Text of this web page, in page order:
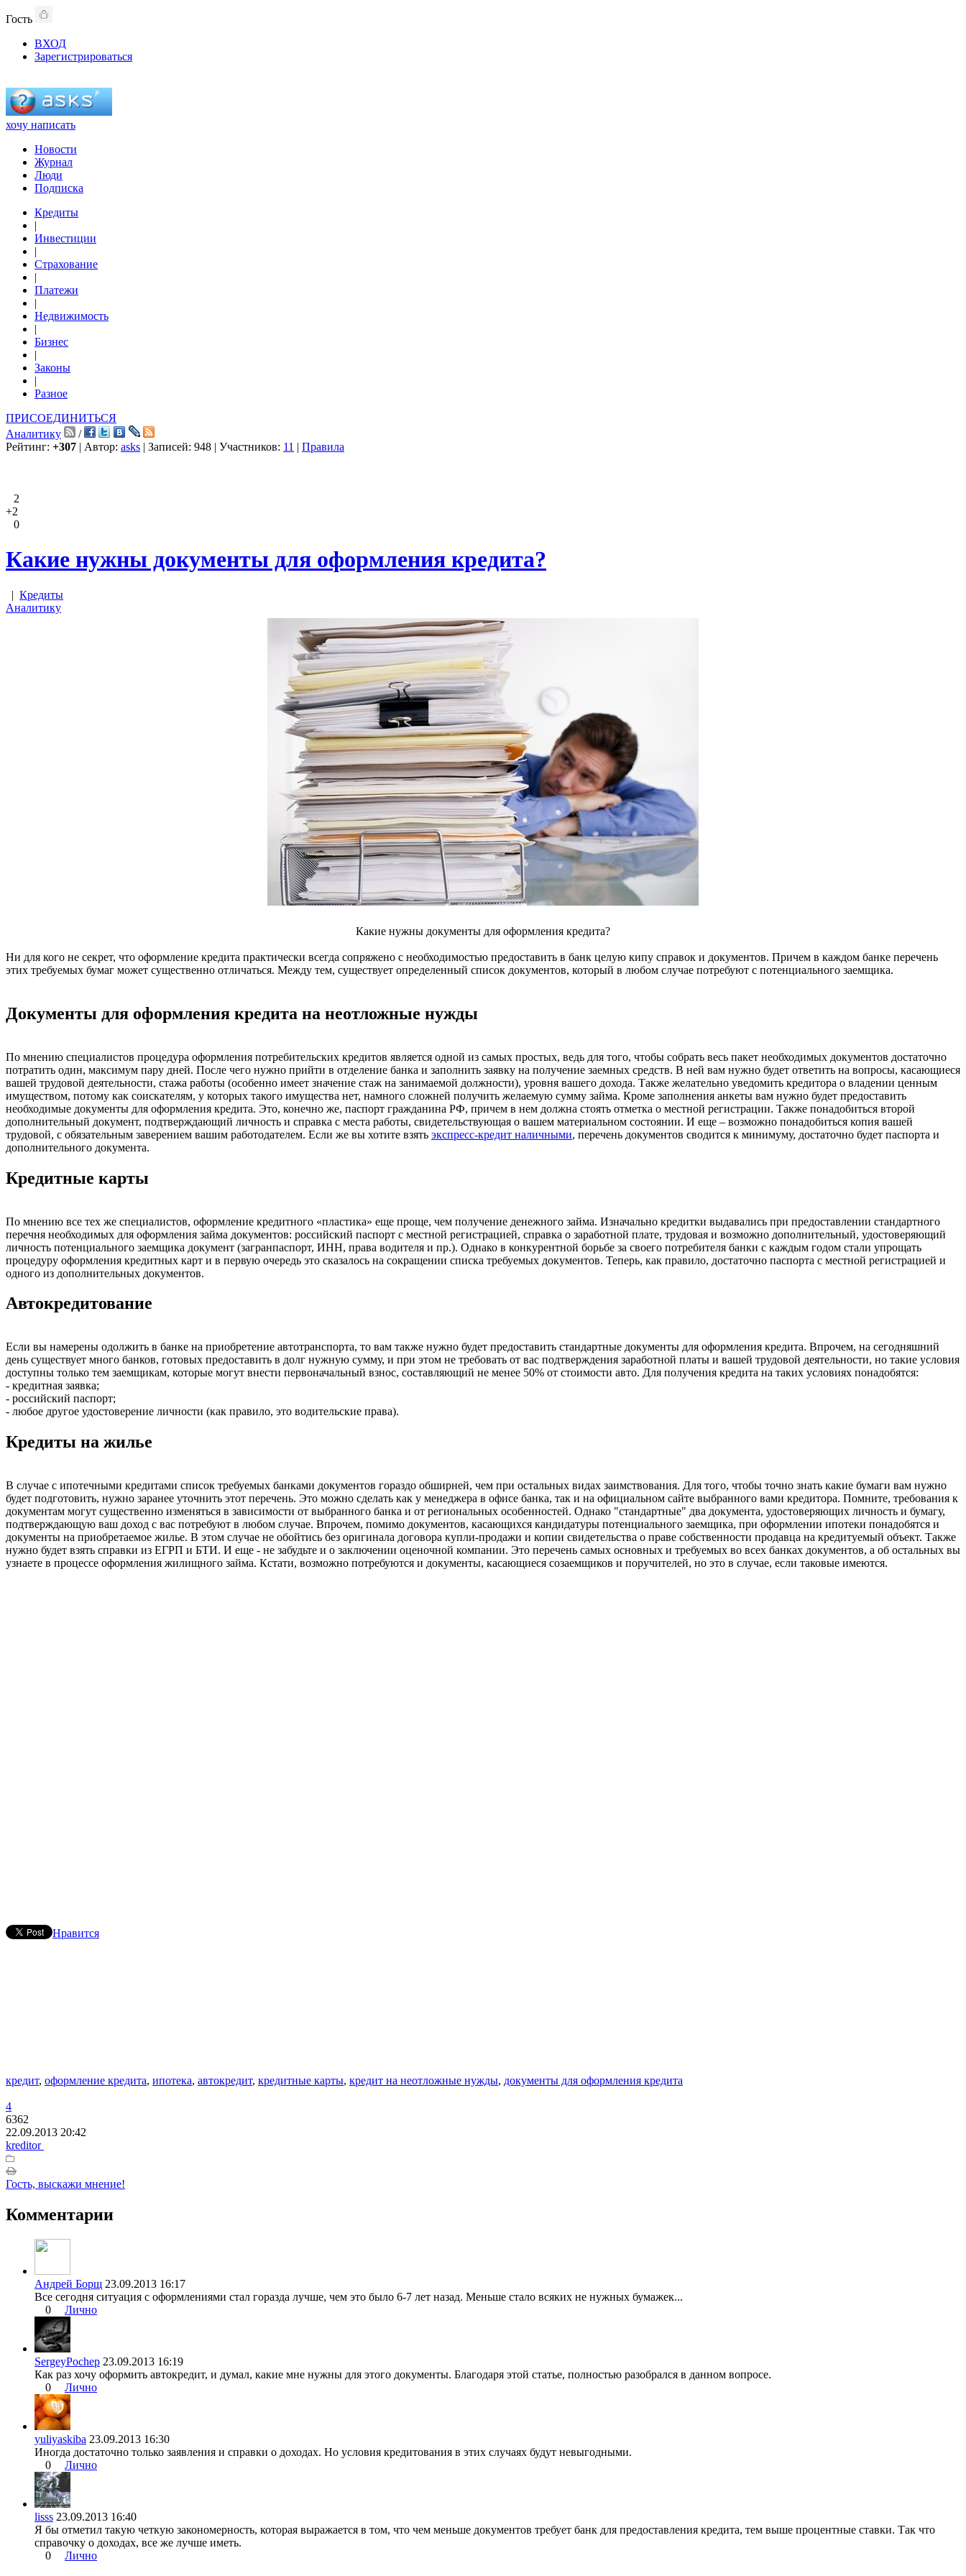
Гость
ВХОД
Зарегистрироваться
хочу написать
Новости
Журнал
Люди
Подписка
Кредиты
|
Инвестиции
|
Страхование
|
Платежи
|
Недвижимость
|
Бизнес
|
Законы
|
Разное
ПРИСОЕДИНИТЬСЯ
Аналитику
/
Рейтинг: +307 | Автор: asks | Записей: 948 | Участников: 11 | Правила
2
+2
0
Какие нужны документы для оформления кредита?
| Кредиты
Аналитику
Какие нужны документы для оформления кредита?
Ни для кого не секрет, что оформление кредита практически всегда сопряжено с необходимостью предоставить в банк целую кипу справок и документов. Причем в каждом банке перечень
этих требуемых бумаг может существенно отличаться. Между тем, существует определенный список документов, который в любом случае потребуют с потенциального заемщика.
Документы для оформления кредита на неотложные нужды
По мнению специалистов процедура оформления потребительских кредитов является одной из самых простых, ведь для того, чтобы собрать весь пакет необходимых документов достаточно
потратить один, максимум пару дней. После чего нужно прийти в отделение банка и заполнить заявку на получение заемных средств. В ней вам нужно будет ответить на вопросы, касающиеся
вашей трудовой деятельности, стажа работы (особенно имеет значение стаж на занимаемой должности), уровня вашего дохода. Также желательно уведомить кредитора о владении ценным
имуществом, потому как соискателям, у которых такого имущества нет, намного сложней получить желаемую сумму займа. Кроме заполнения анкеты вам нужно будет предоставить
необходимые документы для оформления кредита. Это, конечно же, паспорт гражданина РФ, причем в нем должна стоять отметка о местной регистрации. Также понадобиться второй
дополнительный документ, подтверждающий личность и справка с места работы, свидетельствующая о вашем материальном состоянии. И еще – возможно понадобиться копия вашей
трудовой, с обязательным заверением вашим работодателем. Если же вы хотите взять экспресс-кредит наличными, перечень документов сводится к минимуму, достаточно будет паспорта и
дополнительного документа.
Кредитные карты
По мнению все тех же специалистов, оформление кредитного «пластика» еще проще, чем получение денежного займа. Изначально кредитки выдавались при предоставлении стандартного
перечня необходимых для оформления займа документов: российский паспорт с местной регистрацией, справка о заработной плате, трудовая и возможно дополнительный, удостоверяющий
личность потенциального заемщика документ (загранпаспорт, ИНН, права водителя и пр.). Однако в конкурентной борьбе за своего потребителя банки с каждым годом стали упрощать
процедуру оформления кредитных карт и в первую очередь это сказалось на сокращении списка требуемых документов. Теперь, как правило, достаточно паспорта с местной регистрацией и
одного из дополнительных документов.
Автокредитование
Если вы намерены одолжить в банке на приобретение автотранспорта, то вам также нужно будет предоставить стандартные документы для оформления кредита. Впрочем, на сегодняшний
день существует много банков, готовых предоставить в долг нужную сумму, и при этом не требовать от вас подтверждения заработной платы и вашей трудовой деятельности, но такие условия
доступны только тем заемщикам, которые могут внести первоначальный взнос, составляющий не менее 50% от стоимости авто. Для получения кредита на таких условиях понадобятся:
- кредитная заявка;
- российский паспорт;
- любое другое удостоверение личности (как правило, это водительские права).
Кредиты на жилье
В случае с ипотечными кредитами список требуемых банками документов гораздо обширней, чем при остальных видах заимствования. Для того, чтобы точно знать какие бумаги вам нужно
будет подготовить, нужно заранее уточнить этот перечень. Это можно сделать как у менеджера в офисе банка, так и на официальном сайте выбранного вами кредитора. Помните, требования к
документам могут существенно изменяться в зависимости от выбранного банка и от региональных особенностей. Однако "стандартные" два документа, удостоверяющих личность и бумагу,
подтверждающую ваш доход с вас потребуют в любом случае. Впрочем, помимо документов, касающихся кандидатуры потенциального заемщика, при оформлении ипотеки понадобятся и
документы на приобретаемое жилье. В этом случае не обойтись без оригинала договора купли-продажи и копии свидетельства о праве собственности продавца на кредитуемый объект. Также
нужно будет взять справки из ЕГРП и БТИ. И еще - не забудьте и о заключении оценочной компании. Это перечень самых основных и требуемых во всех банках документов, а об остальных вы
узнаете в процессе оформления жилищного займа. Кстати, возможно потребуются и документы, касающиеся созаемщиков и поручителей, но это в случае, если таковые имеются.
Нравится
кредит, оформление кредита, ипотека, автокредит, кредитные карты, кредит на неотложные нужды, документы для оформления кредита
4
6362
22.09.2013 20:42
kreditor
Гость, выскажи мнение!
Комментарии
Андрей Борщ 23.09.2013 16:17
Все сегодня ситуация с оформлениями стал горазда лучше, чем это было 6-7 лет назад. Меньше стало всяких не нужных бумажек...
0
Лично
SergeyPochep 23.09.2013 16:19
Как раз хочу оформить автокредит, и думал, какие мне нужны для этого документы. Благодаря этой статье, полностью разобрался в данном вопросе.
0
Лично
yuliyaskiba 23.09.2013 16:30
Иногда достаточно только заявления и справки о доходах. Но условия кредитования в этих случаях будут невыгодными.
0
Лично
lisss 23.09.2013 16:40
Я бы отметил такую четкую закономерность, которая выражается в том, что чем меньше документов требует банк для предоставления кредита, тем выше процентные ставки. Так что
справочку о доходах, все же лучше иметь.
0
Лично